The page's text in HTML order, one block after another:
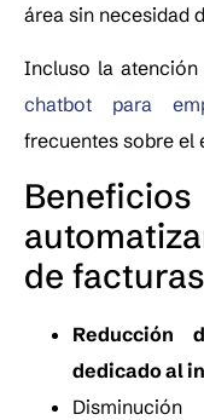
área sin necesidad
Incluso la
chatbot para
frecuentes sobre el
de facturas
dedicado al